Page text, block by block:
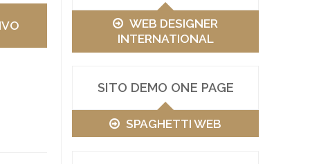
WEB DESIGNER
INTERNATIONAL
SITO DEMO ONE PAGE
SPAGHETTI WEB